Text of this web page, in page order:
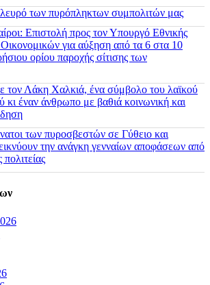
των πυρόπληκτων συμπολιτών μας
Επιστολή προς τον Υπουργό Εθνικής
για αύξηση από τα 6 στα 10
ορίου παροχής σίτισης των
τον Λάκη Χαλκιά, ένα σύμβολο του λαϊκού
κι έναν άνθρωπο με βαθιά κοινωνική και
των πυροσβεστών σε Γύθειο και
την ανάγκη γενναίων αποφάσεων από